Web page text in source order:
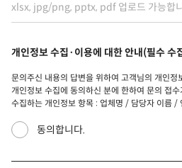
xlsx, jpg/png, pptx, pdf 업로드 가
개인정보 수집·이용에 대한 안내(필수 수
문의주신 내용의 답변을 위하여 고객님의 개인정
개인정보 수집에 동의하신 분에 한하여 문의 접
수집하는 개인정보 항목 : 업체명 / 담당자 이름 /
동의합니다.